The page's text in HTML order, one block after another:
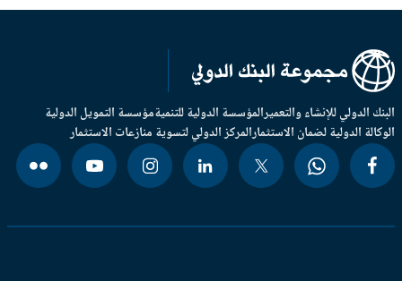
الدولي للإنشاء والتعميرالمؤسسة الدولية للتنميةمؤسسة التمويل الدولية
الدولية لضمان الاستثمارالمركز الدولي لتسوية منازعات الاستثمار